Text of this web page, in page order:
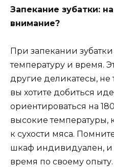
Запекание зубатки:
внимание?
При запекании
температуру и время.
другие деликатесы, не
вы хотите добиться
ориентироваться на
высокие температуры,
к сухости мяса.
шкаф индивидуален, и
время по своему опыту.